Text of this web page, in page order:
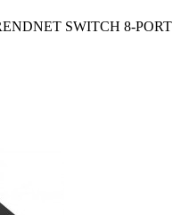
SWITCH 8-PORT